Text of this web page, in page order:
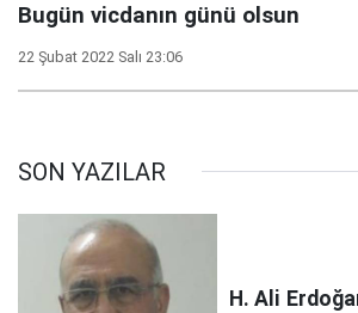
Bugün vicdanın günü olsun
22 Şubat 2022 Salı 23:06
SON YAZILAR
H. Ali